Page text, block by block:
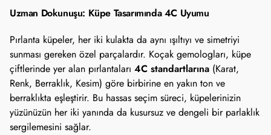
Uzman Dokunuşu: Küpe Tasarımında 4C Uyumu
Pırlanta küpeler, her iki kulakta da aynı ışıltıyı ve simetriyi
sunması gereken özel parçalardır. Koçak gemologları, küpe
çiftlerinde yer alan pırlantaları 4C standartlarına (Karat,
Renk, Berraklık, Kesim) göre birbirine en yakın ton ve
berraklıkta eşleştirir. Bu hassas seçim süreci, küpelerinizin
yüzünüzün her iki yanında da kusursuz ve dengeli bir parlaklık
sergilemesini sağlar.